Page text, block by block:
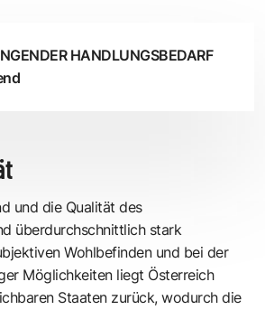
HANDLUNGSBEDARF
und die Qualität des
überdurchschnittlich stark
Wohlbefinden und bei der
Möglichkeiten liegt Österreich
Staaten zurück, wodurch die